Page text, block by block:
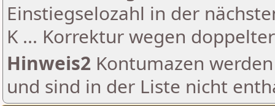
Einstiegselozahl in der
K ... Korrektur wegen
Hinweis2 Kontumazen
und sind in der Liste nicht